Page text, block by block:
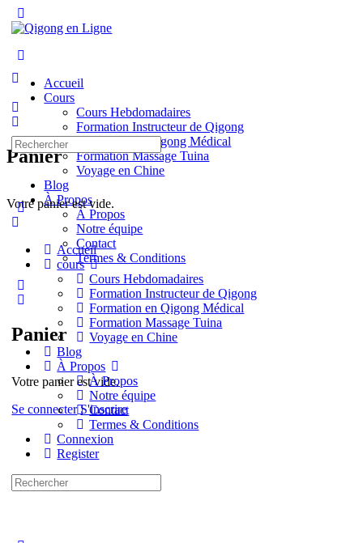
Accueil
Cours
Cours Hebdomadaires
Formation Instructeur de Qigong
Formation en Qigong Médical
Formation Massage Tuina
Voyage en Chine
Blog
À Propos
À Propos
Notre équipe
Contact
Termes & Conditions
Panier
Votre panier est vide.
Se connecter S'inscrire
Panier
Votre panier est vide.
Accueil
cours
Cours Hebdomadaires
Formation Instructeur de Qigong
Formation en Qigong Médical
Formation Massage Tuina
Voyage en Chine
Blog
À Propos
À Propos
Notre équipe
Contact
Termes & Conditions
Connexion
Register